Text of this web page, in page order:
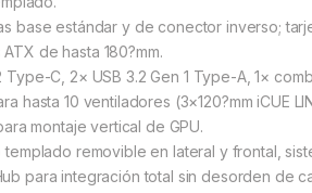
base estándar y de conector inverso;
de hasta 180?mm.
Type-C, 2× USB 3.2 Gen 1 Type-A, 1×
hasta 10 ventiladores (3×120?mm iCUE
montaje vertical de GPU.
templado removible en lateral y frontal,
para integración total sin desorden de